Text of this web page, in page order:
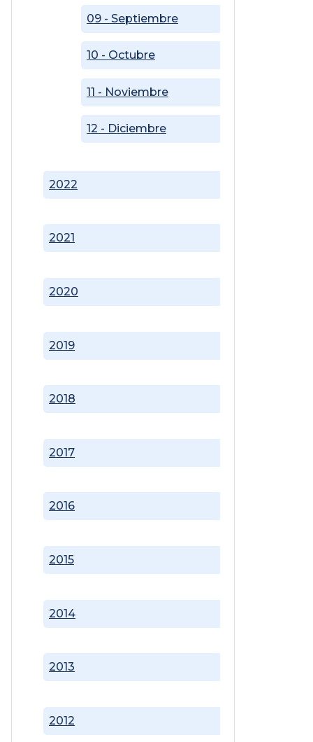
2012
2013
2014
2015
2016
2017
2018
2019
2020
2021
2022
09 - Septiembre
10 - Octubre
11 - Noviembre
12 - Diciembre